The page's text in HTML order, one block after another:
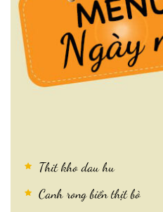
Thit kho dau hu
Canh rong biển thịt bò